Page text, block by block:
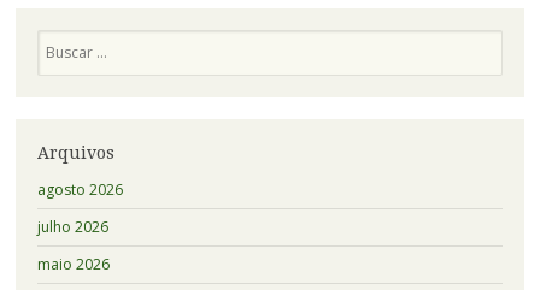
Arquivos
agosto 2026
julho 2026
maio 2026